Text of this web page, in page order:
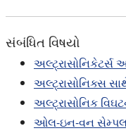
સંબંધિત વિષયો
અલ્ટ્રાસોનિકેટર્સ
અલ્ટ્રાસોનિક્સ
અલ્ટ્રાસોનિક
ઓલ-ઇન-વન સેમ્પલ